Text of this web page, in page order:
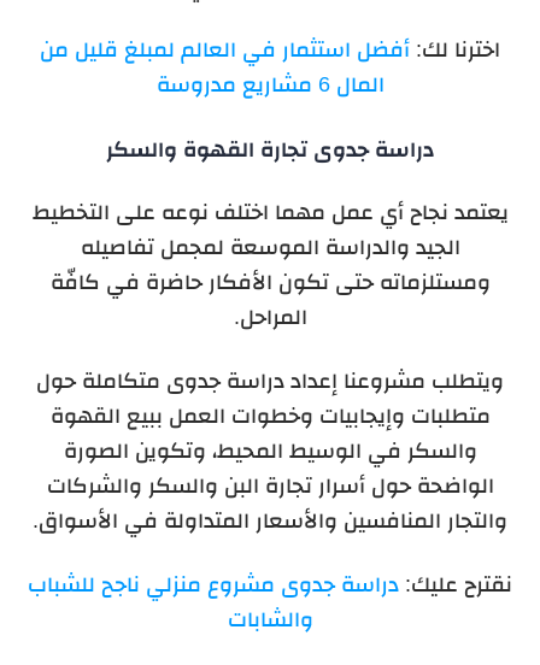
اخترنا لك: أفضل استثمار في العالم لمبلغ قليل من
المال 6 مشاريع مدروسة
دراسة جدوى تجارة القهوة والسكر
يعتمد نجاح أي عمل مهما اختلف نوعه على التخطيط
الجيد والدراسة الموسعة لمجمل تفاصيله
ومستلزماته حتى تكون الأفكار حاضرة في كافّة
المراحل.
ويتطلب مشروعنا إعداد دراسة جدوى متكاملة حول
متطلبات وإيجابيات وخطوات العمل ببيع القهوة
والسكر في الوسيط المحيط، وتكوين الصورة
الواضحة حول أسرار تجارة البن والسكر والشركات
والتجار المنافسين والأسعار المتداولة في الأسواق.
نقترح عليك: دراسة جدوى مشروع منزلي ناجح للشباب
والشابات